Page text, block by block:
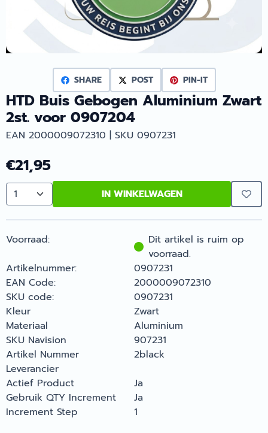
SHARE POST PIN-IT
HTD Buis Gebogen Aluminium Zwart
2st. voor 0907204
EAN 2000009072310 | SKU 0907231
€21,95
Aantal IN WINKELWAGEN
Voorraad:
Dit artikel is ruim op
voorraad.
Artikelnummer:
0907231
EAN Code:
2000009072310
SKU code:
0907231
Kleur
Zwart
Materiaal
Aluminium
SKU Navision
907231
Artikel Nummer
Leverancier
2black
Actief Product
Ja
Gebruik QTY Increment
Ja
Increment Step
1